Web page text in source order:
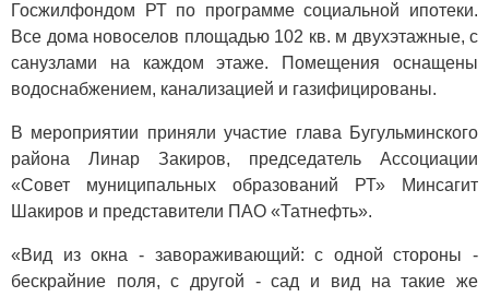
Госжилфондом РТ по программе социальной ипотеки.
Все дома новоселов площадью 102 кв. м двухэтажные, с
санузлами на каждом этаже. Помещения оснащены
водоснабжением, канализацией и газифицированы.
В мероприятии приняли участие глава Бугульминского
района Линар Закиров, председатель Ассоциации
«Совет муниципальных образований РТ» Минсагит
Шакиров и представители ПАО «Татнефть».
«Вид из окна - завораживающий: с одной стороны -
бескрайние поля, с другой - сад и вид на такие же